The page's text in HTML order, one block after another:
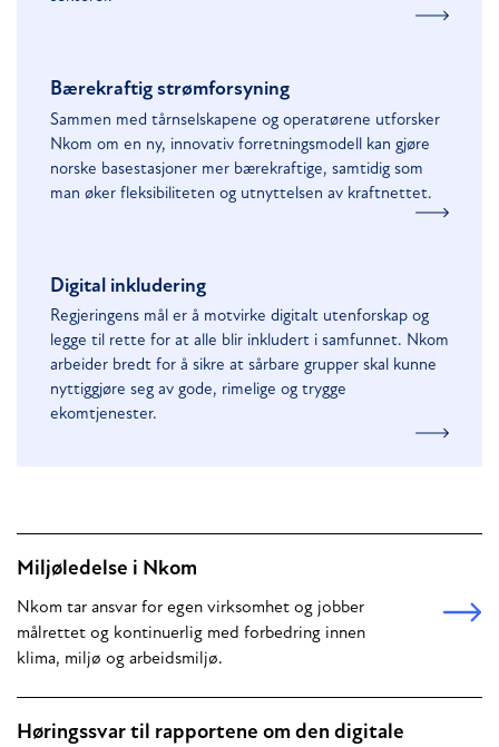
Bærekraftig strømforsyning
Sammen med tårnselskapene og operatørene utforsker
Nkom om en ny, innovativ forretningsmodell kan gjøre
norske basestasjoner mer bærekraftige, samtidig som
man øker fleksibiliteten og utnyttelsen av kraftnettet.
Digital inkludering
Regjeringens mål er å motvirke digitalt utenforskap og
legge til rette for at alle blir inkludert i samfunnet. Nkom
arbeider bredt for å sikre at sårbare grupper skal kunne
nyttiggjøre seg av gode, rimelige og trygge
ekomtjenester.
Miljøledelse i Nkom
Nkom tar ansvar for egen virksomhet og jobber
målrettet og kontinuerlig med forbedring innen
klima, miljø og arbeidsmiljø.
Høringssvar til rapportene om den digitale